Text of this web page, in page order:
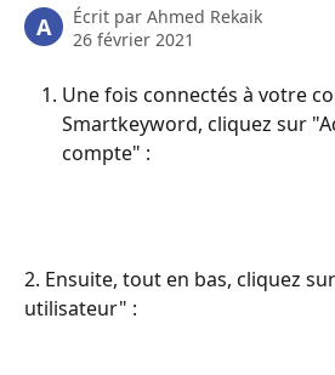
A Écrit par Ahmed Rekaik
26 février 2021
Une fois connectés à votre
Smartkeyword, cliquez sur
compte" :
2. Ensuite, tout en bas, cliquez
utilisateur" :